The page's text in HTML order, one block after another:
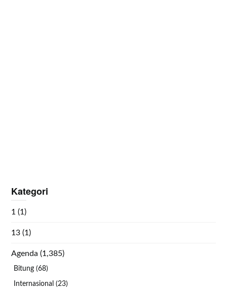
Kategori
1 (1)
13 (1)
Agenda (1,385)
Bitung (68)
Internasional (23)